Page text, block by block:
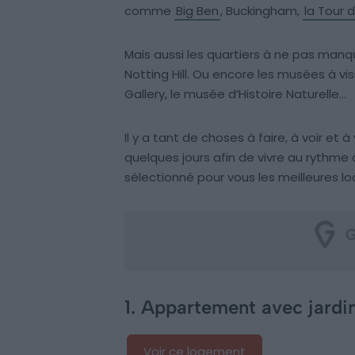
comme Big Ben, Buckingham, la Tour
Mais aussi les quartiers à ne pas
Notting Hill. Ou encore les musées à
Gallery, le musée d’Histoire Naturelle…
Il y a tant de choses à faire, à voir et à
quelques jours afin de vivre au
sélectionné pour vous les meilleures
1. Appartement avec
Voir ce logement